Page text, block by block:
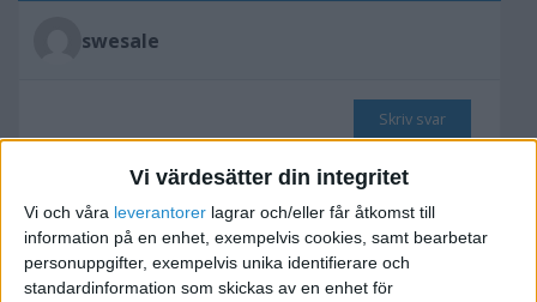
Vi värdesätter din integritet
Vi och våra leverantorer lagrar och/eller får åtkomst till
information på en enhet, exempelvis cookies, samt bearbetar
personuppgifter, exempelvis unika identifierare och
standardinformation som skickas av en enhet för
swesale
Skriv svar
Dra av hyran
2011-03-25 09:55